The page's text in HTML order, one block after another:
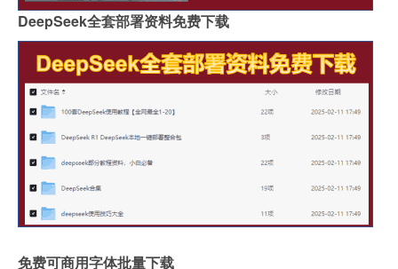
DeepSeek全套部署资料免费下载
免费可商用字体批量下载